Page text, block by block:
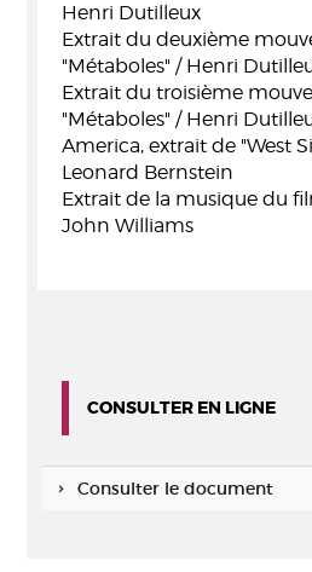
Henri Dutilleux
Extrait du deuxième
"Métaboles" / Henri
Extrait du troisième
"Métaboles" / Henri
America, extrait de "West
Leonard Bernstein
Extrait de la musique du
John Williams
CONSULTER EN LIGNE
Consulter le document